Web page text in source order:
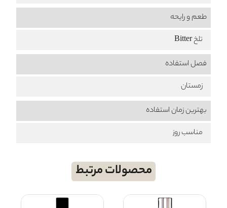
طعم‌ و رایحه
تلخ Bitter
فصل استفاده
زمستان
بهترین زمان استفاده
مناسب روز
محصولات مرتبط